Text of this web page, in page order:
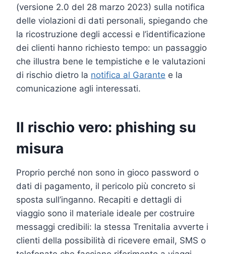
(versione 2.0 del 28 marzo 2023) sulla notifica
delle violazioni di dati personali, spiegando che
la ricostruzione degli accessi e l’identificazione
dei clienti hanno richiesto tempo: un passaggio
che illustra bene le tempistiche e le valutazioni
di rischio dietro la notifica al Garante e la
comunicazione agli interessati.
Il rischio vero: phishing su
misura
Proprio perché non sono in gioco password o
dati di pagamento, il pericolo più concreto si
sposta sull’inganno. Recapiti e dettagli di
viaggio sono il materiale ideale per costruire
messaggi credibili: la stessa Trenitalia avverte i
clienti della possibilità di ricevere email, SMS o